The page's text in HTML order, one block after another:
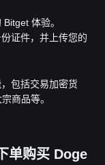
体验。
证件，并上传您的
包括交易加密货
商品等。
单购买 Doge